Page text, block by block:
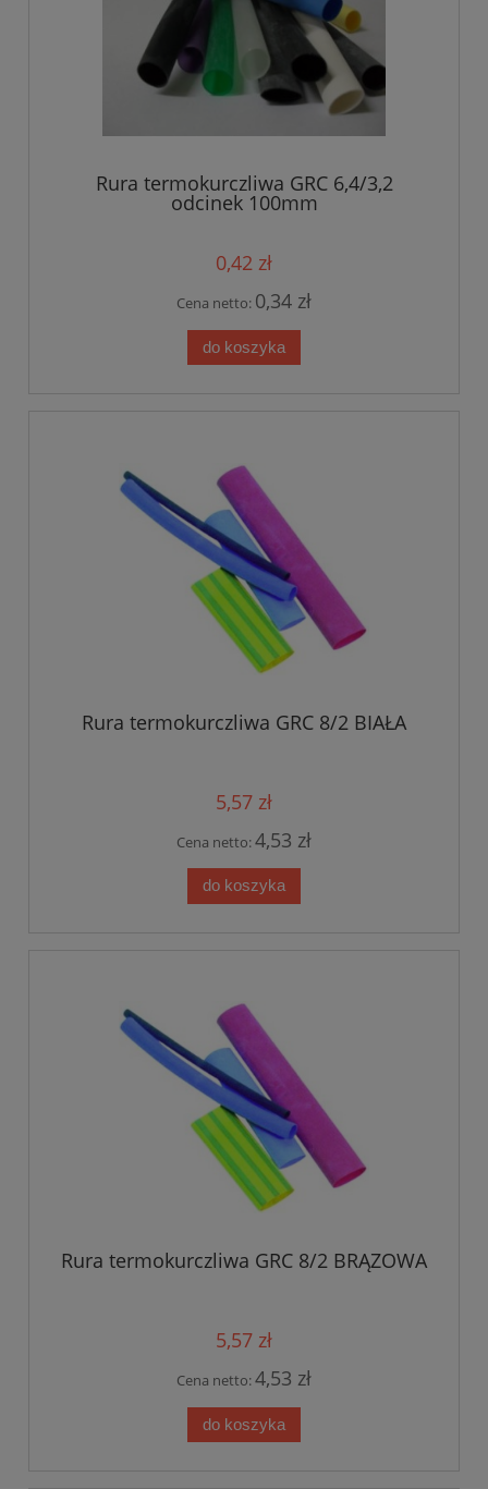
Rura termokurczliwa GRC 6,4/3,2
odcinek 100mm
0,42 zł
Cena netto: 0,34 zł
do koszyka
Rura termokurczliwa GRC 8/2 BIAŁA
5,57 zł
Cena netto:4,53 zł
do koszyka
Rura termokurczliwa GRC 8/2 BRĄZOWA
5,57 zł
Cena netto:4,53 zł
do koszyka